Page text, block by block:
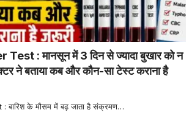
: मानसून में 3 दिन से ज्यादा बुखार को न
ने बताया कब और कौन-सा टेस्ट कराना है
के मौसम में बढ़ जाता है संक्रमण…